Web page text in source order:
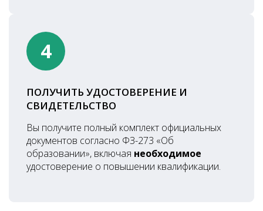
4
ПОЛУЧИТЬ УДОСТОВЕРЕНИЕ И
СВИДЕТЕЛЬСТВО
Вы получите полный комплект официальных
документов согласно ФЗ-273 «Об
образовании», включая необходимое
удостоверение о повышении квалификации.